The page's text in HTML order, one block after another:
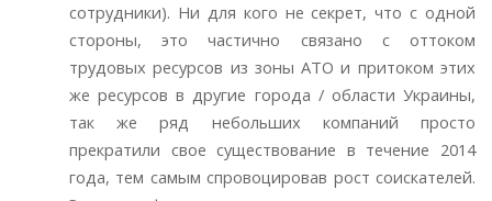
сотрудники). Ни для кого не секрет, что с одной
стороны, это частично связано с оттоком
трудовых ресурсов из зоны АТО и притоком этих
же ресурсов в другие города / области Украины,
так же ряд небольших компаний просто
прекратили свое существование в течение 2014
года, тем самым спровоцировав рост соискателей.